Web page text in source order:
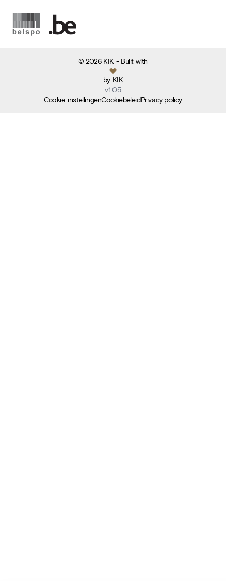
©2026 KIK - Built with
by KIK
v1.05
Cookie-instellingenCookiebeleidPrivacy policy